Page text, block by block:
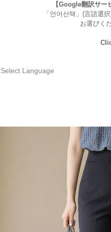
【Google翻訳サー
「언어선택」(言語選
お選びく
Select Language